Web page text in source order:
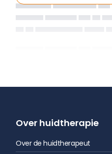
Over huidtherapie
Over de huidtherapeut